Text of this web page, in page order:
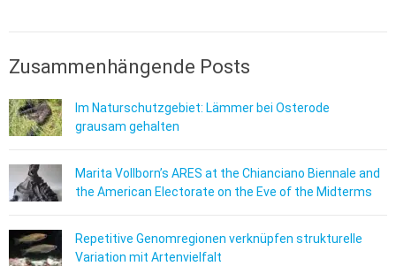
Zusammenhängende Posts
Im Naturschutzgebiet: Lämmer bei Osterode
grausam gehalten
Marita Vollborn’s ARES at the Chianciano Biennale and
the American Electorate on the Eve of the Midterms
Repetitive Genomregionen verknüpfen strukturelle
Variation mit Artenvielfalt